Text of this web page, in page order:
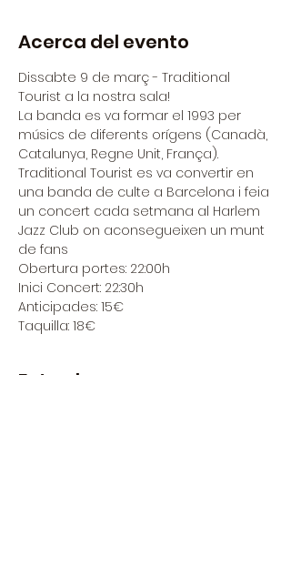
Acerca del evento
Dissabte 9 de març - Traditional
Tourist a la nostra sala!
La banda es va formar el 1993 per
músics de diferents orígens (Canadà,
Catalunya, Regne Unit, França).
Traditional Tourist es va convertir en
una banda de culte a Barcelona i feia
un concert cada setmana al Harlem
Jazz Club on aconsegueixen un munt
de fans
Obertura portes: 22:00h
Inici Concert: 22:30h
Anticipades: 15€
Taquilla: 18€
Entradas